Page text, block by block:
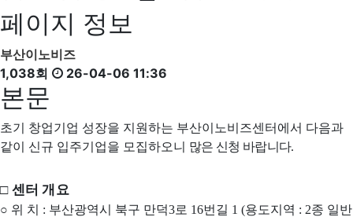
페이지 정보
부산이노비즈
1,038회
26-04-06 11:36
본문
초기 창업기업 성장을 지원하는 부산이노비즈센터에서 다음과
같이 신규 입주기업을 모집하오니 많은 신청 바랍니다.
□ 센터 개요
○ 위 치 : 부산광역시 북구 만덕3로 16번길 1 (용도지역 : 2종 일반